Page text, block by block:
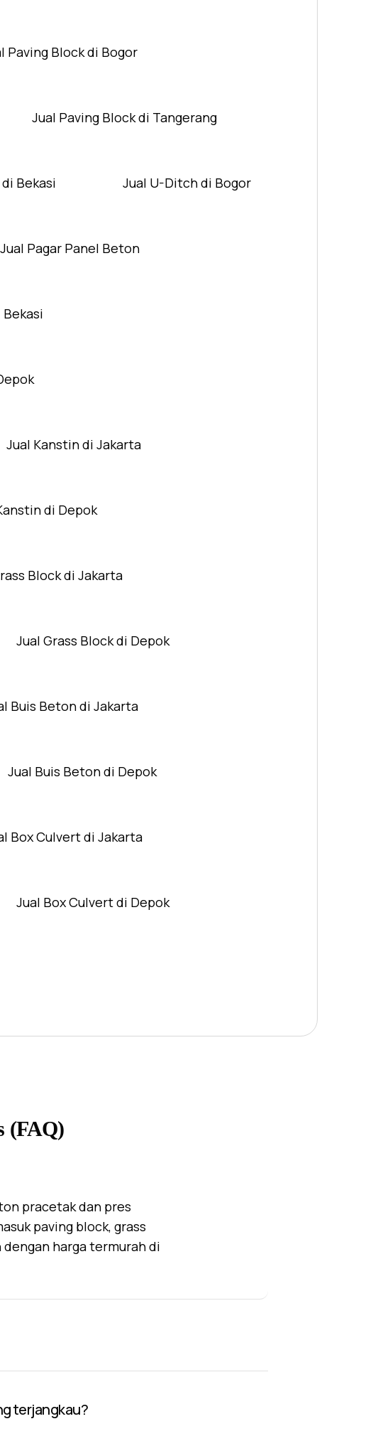
Paving Block di Bogor
Jual Paving Block di Tangerang
Bekasi Jual U-Ditch di Bogor
Jual Pagar Panel Beton
Jual Kanstin di Jakarta
di Depok
Block di Jakarta
Jual Grass Block di Depok
Buis Beton di Jakarta
Jual Buis Beton di Depok
Box Culvert di Jakarta
Jual Box Culvert di Depok
(FAQ)
pracetak dan pres
paving block, grass
harga termurah di
terjangkau?